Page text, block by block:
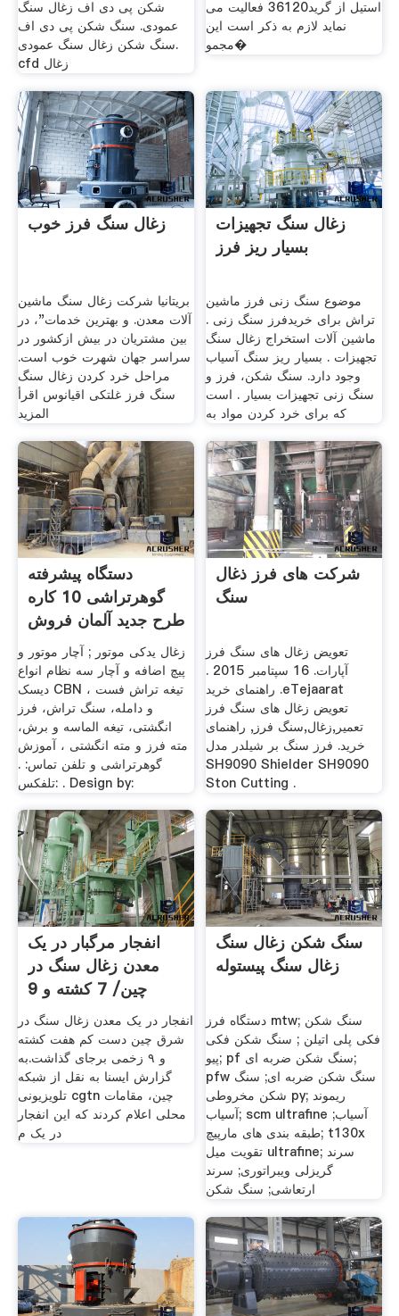
شکن پی دی اف زغال سنگ
عمودی. سنگ شکن پی دی اف
سنگ شکن زغال سنگ عمودی.
cfd زغال
استیل از گرید36120 فعالیت می
نماید لازم به ذکر است این
مجمو�
زغال سنگ فرز خوب
بریتانیا شرکت زغال سنگ ماشین
آلات معدن. و بهترین خدمات"، در
بین مشتریان در بیش ازکشور در
سراسر جهان شهرت خوب است.
مراحل خرد کردن زغال سنگ
سنگ فرز غلتکی اقیانوس اقرأ
المزيد
زغال سنگ تجهیزات
بسیار ریز فرز
موضوع سنگ زنی فرز ماشین
تراش برای خریدفرز سنگ زنی .
ماشین آلات استخراج زغال سنگ
تجهیزات . بسیار ریز سنگ آسیاب
وجود دارد. سنگ شکن، فرز و
سنگ زنی تجهیزات بسیار . است
که برای خرد کردن مواد به
دستگاه پیشرفته
گوهرتراشی 10 کاره
طرح جدید آلمان فروش
زغال یدکی موتور ; آچار موتور و
پیچ اضافه و آچار سه نظام انواع
دیسک CBN ، تیغه تراش فست
و دامله، سنگ تراش، فرز
انگشتی، تیغه الماسه و برش،
مته فرز و مته انگشتی ، آموزش
گوهرتراشی و تلفن تماس: .
تلفکس: . Design by:
شرکت های فرز ذغال
سنگ
تعویض زغال های سنگ فرز
آپارات. 16 سپتامبر 2015 .
راهنمای خرید .eTejaarat
تعویض زغال های سنگ فرز
تعمیر,زغال,سنگ فرز, راهنمای
خرید. فرز سنگ بر شیلدر مدل
SH9090 Shielder SH9090
Ston Cutting .
انفجار مرگبار در یک
معدن زغال سنگ در
چین/ 7 کشته و 9
زخمی
انفجار در یک معدن زغال سنگ در
شرق چین دست کم هفت کشته
و ۹ زخمی برجای گذاشت.به
گزارش ایسنا به نقل از شبکه
تلویزیونی cgtn چین، مقامات
محلی اعلام کردند که این انفجار
در یک م
سنگ شکن زغال سنگ
زغال سنگ پیستوله
دستگاه فرز mtw; سنگ شکن
فکی پلی اتیلن ; سنگ شکن فکی
پیو; pf سنگ شکن ضربه ای;
pfw سنگ شکن ضربه ای; سنگ
شکن مخروطی py; ریموند
آسیاب; scm ultrafine آسیاب;
طبقه بندی های مارپیچ; t130x
تقویت میل ultrafine; سرند
گریزلی ویبراتوری; سرند
ارتعاشی; سنگ شکن